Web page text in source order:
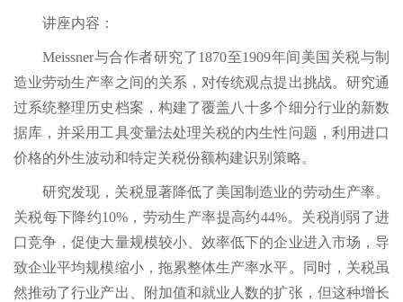
讲座内容：
Meissner与合作者研究了1870至1909年间美国关税与制
造业劳动生产率之间的关系，对传统观点提出挑战。研究通
过系统整理历史档案，构建了覆盖八十多个细分行业的新数
据库，并采用工具变量法处理关税的内生性问题，利用进口
价格的外生波动和特定关税份额构建识别策略。
研究发现，关税显著降低了美国制造业的劳动生产率。
关税每下降约10%，劳动生产率提高约44%。关税削弱了进
口竞争，促使大量规模较小、效率低下的企业进入市场，导
致企业平均规模缩小，拖累整体生产率水平。同时，关税虽
然推动了行业产出、附加值和就业人数的扩张，但这种增长